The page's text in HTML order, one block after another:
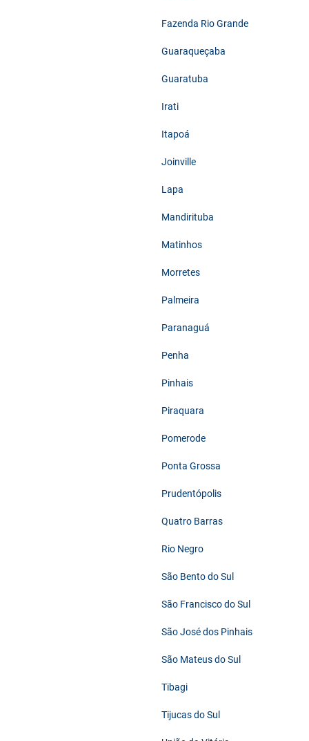
Fazenda Rio Grande
Guaraqueçaba
Guaratuba
Irati
Itapoá
Joinville
Lapa
Mandirituba
Matinhos
Morretes
Palmeira
Paranaguá
Penha
Pinhais
Piraquara
Pomerode
Ponta Grossa
Prudentópolis
Quatro Barras
Rio Negro
São Bento do Sul
São Francisco do Sul
São José dos Pinhais
São Mateus do Sul
Tibagi
Tijucas do Sul